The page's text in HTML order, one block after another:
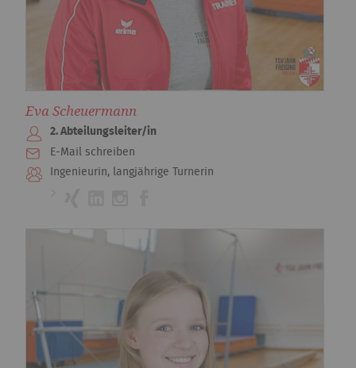
Eva Scheuermann
2. Abteilungsleiter/in
E-Mail schreiben
Ingenieurin, langjährige Turnerin